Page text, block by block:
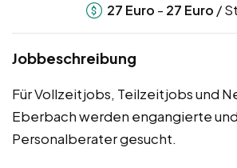
27 Euro - 27 Euro /
Jobbeschreibung
Für Vollzeitjobs, Teilzeitjobs und
Eberbach werden engangierte
Personalberater gesucht.